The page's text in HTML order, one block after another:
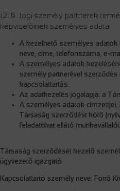
12. § Jogi személy partnerek
képviselőinek személyes adatai
A kezelhető személyes
neve, címe, telefonszáma, e-
A személyes adatok
személy partnerével
kapcsolattartás.
Az adatkezelés jogalapja: a
A személyes adatok
Társaság szerződést kötő
feladatokat ellátó munkavállalói.
Társaság szerződését kezelő
ügyvezető igazgató
Kapcsolattartó személy neve: Forró